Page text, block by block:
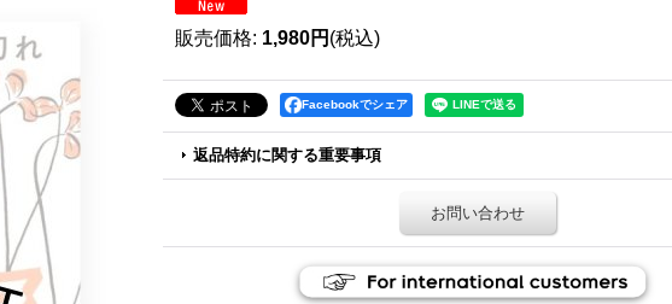
販売価格: 1,980円 (税込)
Facebookでシェア
返品特約に関する重要事項
お問い合わせ